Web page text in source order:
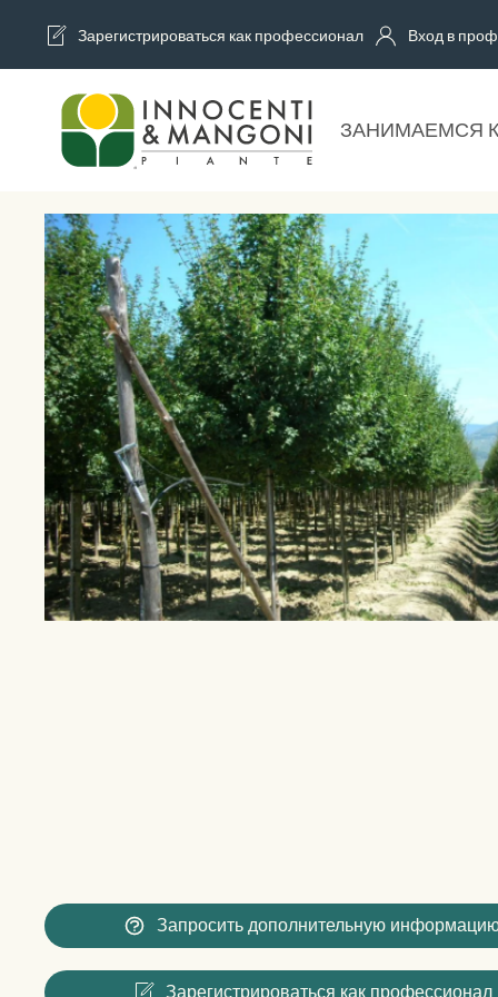
Skip to main content
Зарегистрироваться как профессионал Вход в
ЗАНИМАЕМСЯ
Запросить дополнительную
Зарегистрироваться как профессионал